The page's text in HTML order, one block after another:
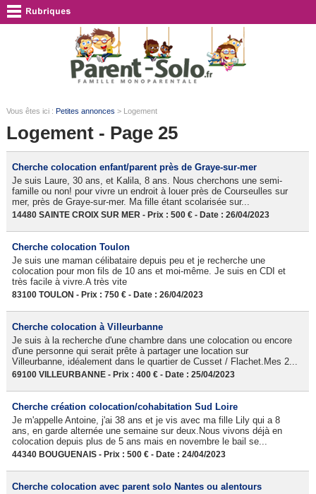
Vous êtes ici : Petites annonces > Logement
Logement - Page 25
Cherche colocation enfant/parent près de Graye-sur-mer
Je suis Laure, 30 ans, et Kalila, 8 ans. Nous cherchons une semi-
famille ou non! pour vivre un endroit à louer près de Courseulles sur
mer, près de Graye-sur-mer. Ma fille étant scolarisée sur...
14480 SAINTE CROIX SUR MER - Prix : 500 € - Date : 26/04/2023
Cherche colocation Toulon
Je suis une maman célibataire depuis peu et je recherche une
colocation pour mon fils de 10 ans et moi-même. Je suis en CDI et
très facile à vivre.A très vite
83100 TOULON - Prix : 750 € - Date : 26/04/2023
Cherche colocation à Villeurbanne
Je suis à la recherche d'une chambre dans une colocation ou encore
d'une personne qui serait prête à partager une location sur
Villeurbanne, idéalement dans le quartier de Cusset / Flachet.Mes 2...
69100 VILLEURBANNE - Prix : 400 € - Date : 25/04/2023
Cherche création colocation/cohabitation Sud Loire
Je m'appelle Antoine, j'ai 38 ans et je vis avec ma fille Lily qui a 8
ans, en garde alternée une semaine sur deux.Nous vivons déjà en
colocation depuis plus de 5 ans mais en novembre le bail se...
44340 BOUGUENAIS - Prix : 500 € - Date : 24/04/2023
Cherche colocation avec parent solo Nantes ou alentours